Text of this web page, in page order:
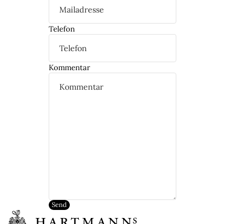
Telefon
Kommentar
Send